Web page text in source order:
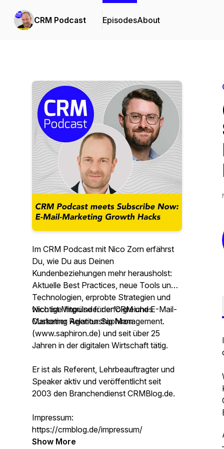
CRM Podcast EpisodesAbout
Im CRM Podcast mit Nico Zorn erfährst
Du, wie Du aus Deinen
Kundenbeziehungen mehr herausholst:
Aktuelle Best Practices, neue Tools und
Technologien, erprobte Strategien und
wichtige Impulse für erfolgreiches
Customer Relationship Management.
Nico ist Mitgründer der CRM und E-Mail-
Marketing Agentur Saphiron
(www.saphiron.de) und seit über 25
Jahren in der digitalen Wirtschaft tätig.
Er ist als Referent, Lehrbeauftragter und
Speaker aktiv und veröffentlicht seit
2003 den Branchendienst CRMBlog.de.
Impressum:
https://crmblog.de/impressum/
Show More